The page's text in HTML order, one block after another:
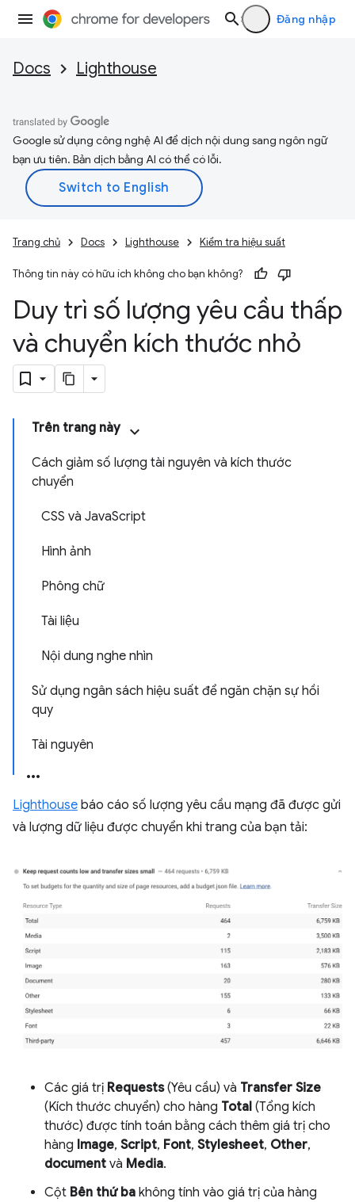
Đăng nhập
Docs Lighthouse
Google sử dụng công nghệ AI để dịch nội dung sang ngôn ngữ
bạn ưu tiên. Bản dịch bằng AI có thể có lỗi.
Trang chủ Docs Lighthouse Kiểm tra hiệu suất
Thông tin này có hữu ích không cho bạn không?
Duy trì số lượng yêu cầu thấp
và chuyển kích thước nhỏ
Trên trang này
Cách giảm số lượng tài nguyên và kích thước
chuyển
CSS và JavaScript
Hình ảnh
Phông chữ
Tài liệu
Nội dung nghe nhìn
Sử dụng ngân sách hiệu suất để ngăn chặn sự hồi
quy
Tài nguyên
Lighthouse báo cáo số lượng yêu cầu mạng đã được gửi
và lượng dữ liệu được chuyển khi trang của bạn tải:
Các giá trị Requests(Yêu cầu) và Transfer Size
(Kích thước chuyển) cho hàng Total (Tổng kích
thước) được tính toán bằng cách thêm giá trị cho
hàng Image, Script, Font, Stylesheet, Other,
document và Media.
Cột Bên thứ ba không tính vào giá trị của hàng